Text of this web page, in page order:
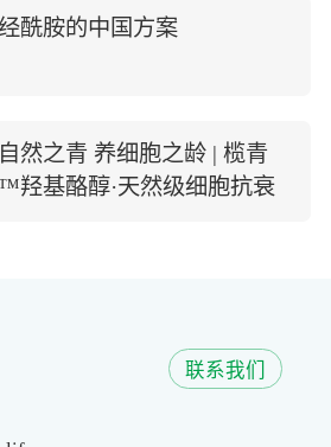
酰胺的中国方案
然之青 养细胞之龄 | 榄青
羟基酪醇·天然级细胞抗衰
联系我们